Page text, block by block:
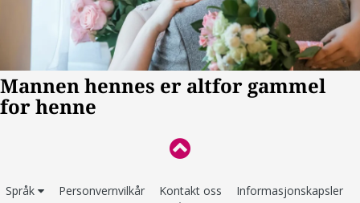
Språk Personvernvilkår Kontakt oss Informasjonskapsler